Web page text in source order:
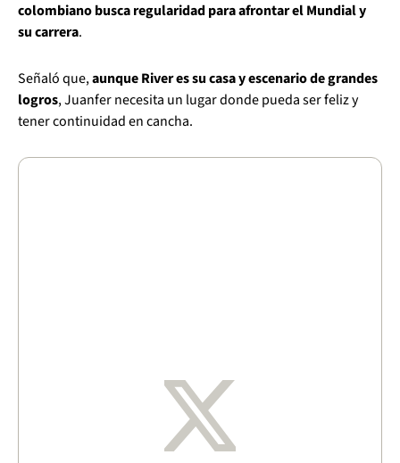
colombiano busca regularidad para afrontar el Mundial y
su carrera.
Señaló que,aunque River es su casa y escenario de grandes
logros, Juanfer necesita un lugar donde pueda ser feliz y
tener continuidad en cancha.